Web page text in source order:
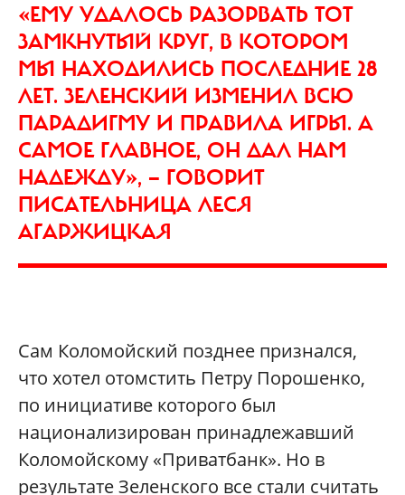
«ЕМУ УДАЛОСЬ РАЗОРВАТЬ ТОТ
ЗАМКНУТЫЙ КРУГ, В КОТОРОМ
МЫ НАХОДИЛИСЬ ПОСЛЕДНИЕ 28
ЛЕТ. ЗЕЛЕНСКИЙ ИЗМЕНИЛ ВСЮ
ПАРАДИГМУ И ПРАВИЛА ИГРЫ. А
САМОЕ ГЛАВНОЕ, ОН ДАЛ НАМ
НАДЕЖДУ», — ГОВОРИТ
ПИСАТЕЛЬНИЦА ЛЕСЯ
АГАРЖИЦКАЯ
Сам Коломойский позднее признался,
что хотел отомстить Петру Порошенко,
по инициативе которого был
национализирован принадлежавший
Коломойскому «Приватбанк». Но в
результате Зеленского все стали считать